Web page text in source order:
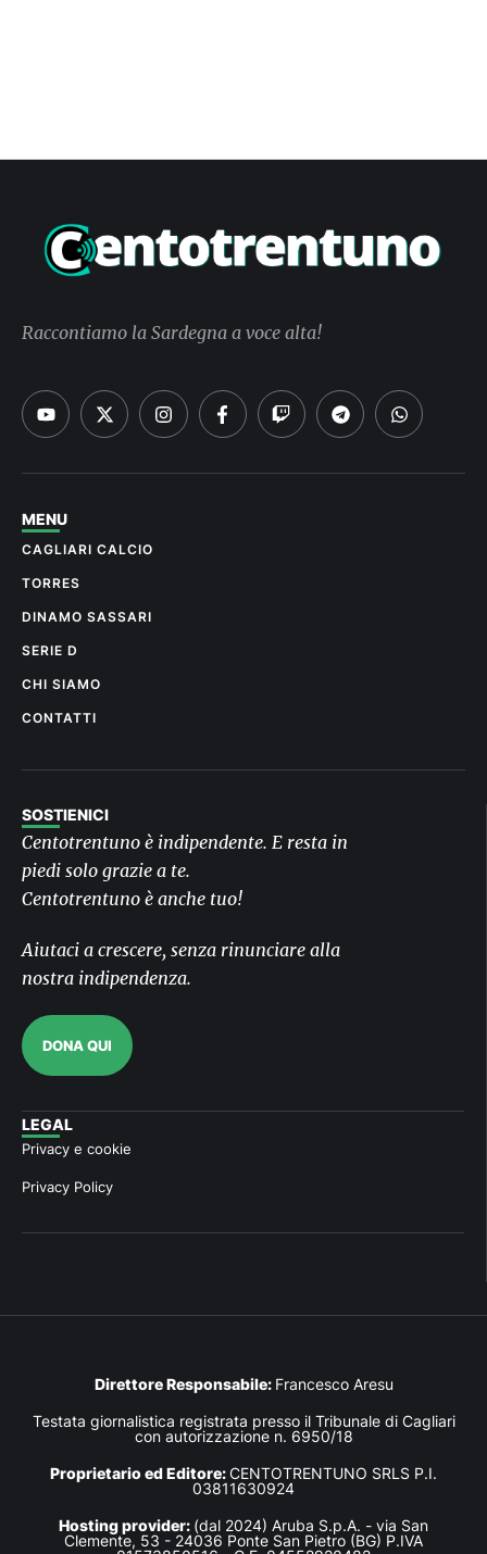
Raccontiamo la Sardegna a voce alta!
MENU
CAGLIARI CALCIO
TORRES
DINAMO SASSARI
SERIE D
CHI SIAMO
CONTATTI
SOSTIENICI
Centotrentuno è indipendente. E resta in
piedi solo grazie a te.
Centotrentuno è anche tuo!
Aiutaci a crescere, senza rinunciare alla
nostra indipendenza.
DONA QUI
LEGAL
Privacy e cookie
Privacy Policy
Direttore Responsabile: Francesco Aresu
Testata giornalistica registrata presso il Tribunale di Cagliari
con autorizzazione n. 6950/18
Proprietario ed Editore:CENTOTRENTUNO SRLS P.I.
03811630924
Hosting provider: (dal 2024) Aruba S.p.A. - via San
Clemente, 53 - 24036 Ponte San Pietro (BG) P.IVA